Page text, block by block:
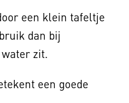
een klein tafeltje
dan bij
zit.
een goede